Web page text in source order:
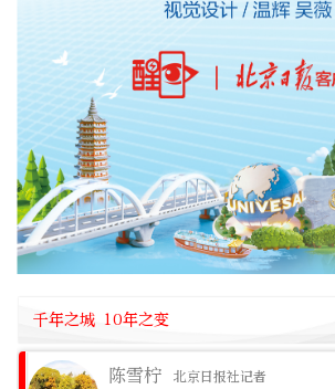
千年之城 10年之变
陈雪柠 北京日报社记者